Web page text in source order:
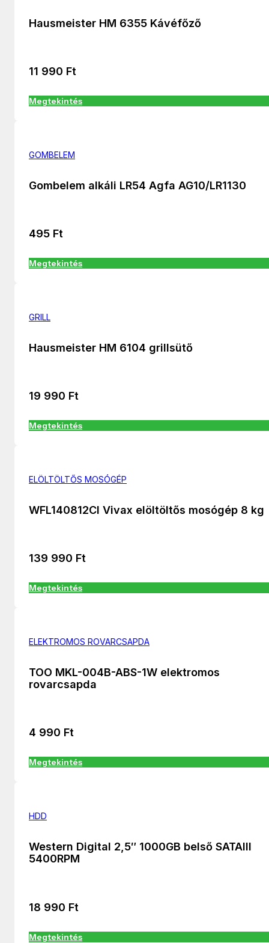
Hausmeister HM 6355 Kávéfőző
11 990 Ft
Megtekintés
GOMBELEM
Gombelem alkáli LR54 Agfa AG10/LR1130
495 Ft
Megtekintés
GRILL
Hausmeister HM 6104 grillsütő
19 990 Ft
Megtekintés
ELÖLTÖLTŐS MOSÓGÉP
WFL140812CI Vivax elöltöltős mosógép 8 kg
139 990 Ft
Megtekintés
ELEKTROMOS ROVARCSAPDA
TOO MKL-004B-ABS-1W elektromos
rovarcsapda
4 990 Ft
Megtekintés
HDD
Western Digital 2,5″ 1000GB belső SATAIII
5400RPM
18 990 Ft
Megtekintés